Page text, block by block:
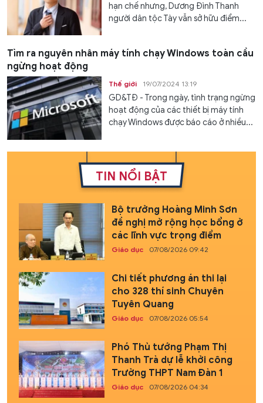
hạn chế nhưng, Dương Đình Thanh
người dân tộc Tày vẫn sở hữu điểm...
Tìm ra nguyên nhân máy tính chạy Windows toàn cầu
ngừng hoạt động
Thế giới 19/07/2024 13:19
GD&TĐ - Trong ngày, tình trạng ngừng
hoạt động của các thiết bị máy tính
chạy Windows được báo cáo ở nhiều...
TIN NỔI BẬT
Bộ trưởng Hoàng Minh Sơn
đề nghị mở rộng học bổng ở
các lĩnh vực trọng điểm
Giáo dục 07/08/2026 09:42
Chi tiết phương án thi lại
cho 328 thí sinh Chuyên
Tuyên Quang
Giáo dục 07/08/2026 05:54
Phó Thủ tướng Phạm Thị
Thanh Trà dự lễ khởi công
Trường THPT Nam Đàn 1
Giáo dục 07/08/2026 04:34